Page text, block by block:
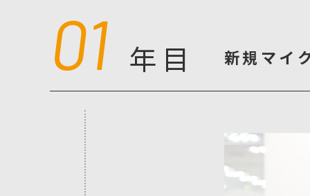
01 年目 新規マイ